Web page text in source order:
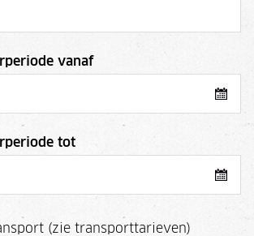
vanaf
tot
(zie transporttarieven)